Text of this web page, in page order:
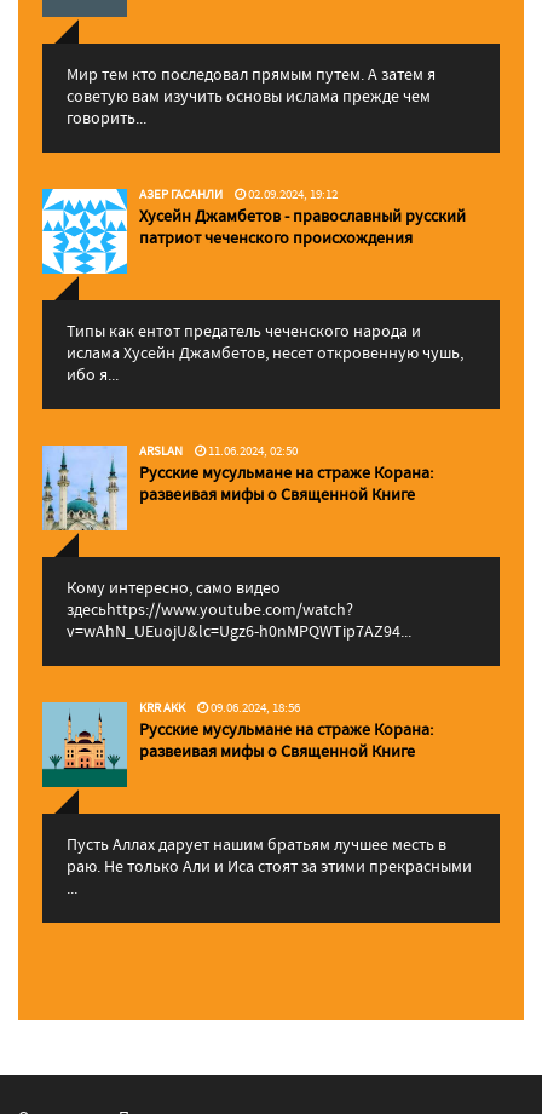
Мир тем кто последовал прямым путем. А затем я
советую вам изучить основы ислама прежде чем
говорить...
АЗЕР ГАСАНЛИ 02.09.2024, 19:12
Хусейн Джамбетов - православный русский
патриот чеченского происхождения
Типы как ентот предатель чеченского народа и
ислама Хусейн Джамбетов, несет откровенную чушь,
ибо я...
ARSLAN 11.06.2024, 02:50
Русские мусульмане на страже Корана:
pазвеивая мифы о Священной Книге
Кому интересно, само видео
здесьhttps://www.youtube.com/watch?
v=wAhN_UEuojU&lc=Ugz6-h0nMPQWTip7AZ94...
KRR AKK 09.06.2024, 18:56
Русские мусульмане на страже Корана:
pазвеивая мифы о Священной Книге
Пусть Аллах дарует нашим братьям лучшее месть в
раю. Не только Али и Иса стоят за этими прекрасными
...